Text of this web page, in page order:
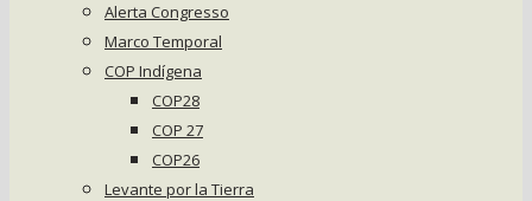
Alerta Congresso
Marco Temporal
COP Indígena
COP28
COP 27
COP26
Levante por la Tierra